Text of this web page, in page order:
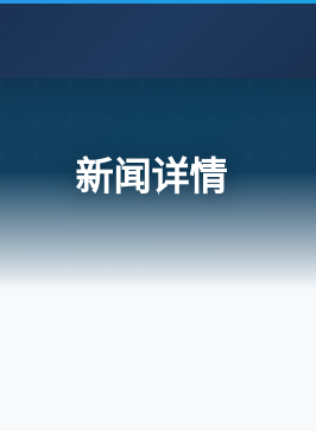
新闻详情